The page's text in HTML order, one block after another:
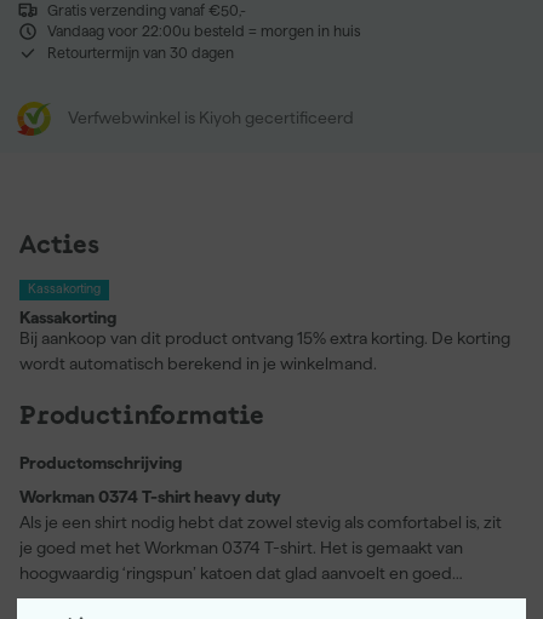
Gratis verzending vanaf €50,-
Vandaag voor 22:00u besteld = morgen in huis
Retourtermijn van 30 dagen
Verfwebwinkel is Kiyoh gecertificeerd
Acties
Kassakorting
Kassakorting
Bij aankoop van dit product ontvang 15% extra korting. De korting
wordt automatisch berekend in je winkelmand.
Productinformatie
Productomschrijving
Workman 0374 T-shirt heavy duty
Als je een shirt nodig hebt dat zowel stevig als comfortabel is, zit
je goed met het Workman 0374 T-shirt. Het is gemaakt van
hoogwaardig ‘ringspun’ katoen dat glad aanvoelt en goed
bestand is tegen intensief gebruik. De rib-kraag bestaat uit vier